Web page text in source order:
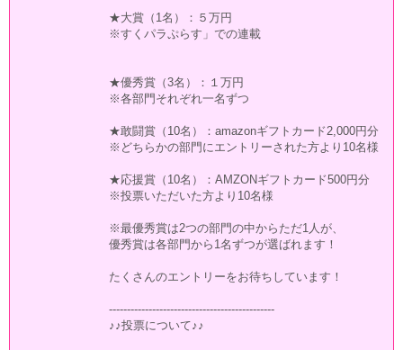
★大賞（1名）：５万円
※すくパラぷらす」での連載
★優秀賞（3名）：１万円
※各部門それぞれ一名ずつ
★敢闘賞（10名）：amazonギフトカード2,000円分
※どちらかの部門にエントリーされた方より10名様
★応援賞（10名）：AMZONギフトカード500円分
※投票いただいた方より10名様
※最優秀賞は2つの部門の中からただ1人が、
優秀賞は各部門から1名ずつが選ばれます！
たくさんのエントリーをお待ちしています！
----------------------------------------------
♪♪投票について♪♪